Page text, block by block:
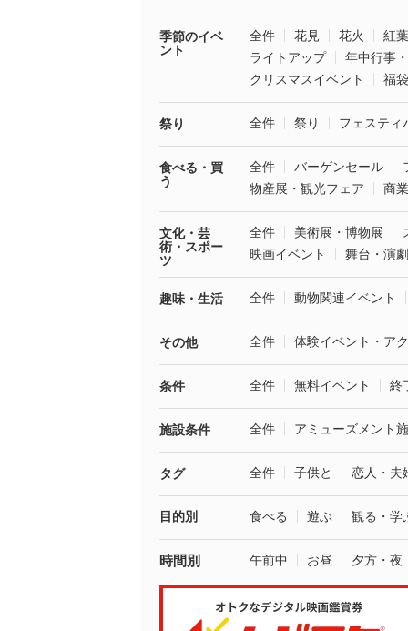
季節のイベ
ント
全件 花見 花火
紅葉
ライトアップ
年中行事
クリスマスイベント
福
祭り 全件 祭り フェスティ
食べる・買
う
全件 バーゲンセール
物産展・観光フェア
商
文化・芸
術・スポー
ツ
全件 美術展・博物展
映画イベント
舞台・演劇
趣味・生活 全件 動物関連イベント
その他 全件 体験イベント・ア
条件 全件 無料イベント 終
施設条件 全件 アミューズメント
タグ 全件 子供と 恋人・夫
目的別 食べる 遊ぶ 観る・学
時間別 午前中 お昼 夕方・夜